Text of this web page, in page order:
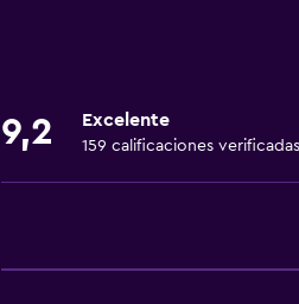
Baño turco
9,2 Excelente
159 calificaciones verificadas